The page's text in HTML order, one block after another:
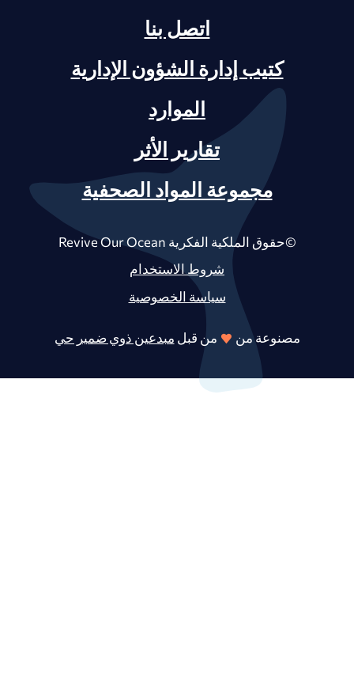
اتصل بنا
كتيب إدارة الشؤون الإدارية
الموارد
تقارير الأثر
مجموعة المواد الصحفية
©حقوق الملكية الفكرية Revive Our Ocean
شروط الاستخدام
سياسة الخصوصية
مصنوعة من من قبلمبدعين ذوي ضمير حي